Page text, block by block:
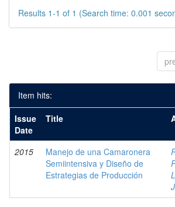
Results 1-1 of 1 (Search time: 0.001
Item hits:
Issue
Date
Title
2015
Manejo de una Camaronera
Semiintensiva y Diseño de
Estrategias de Producción